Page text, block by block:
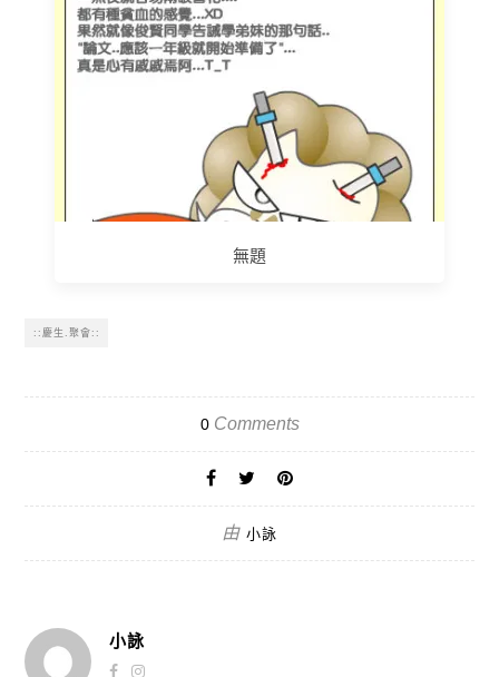
無題
::慶生.聚會::
0Comments
由 小詠
小詠